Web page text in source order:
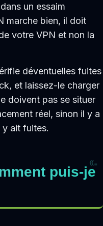
un essaim
marche bien, il doit
votre VPN et non la
déventuelles fuites
et laissez-le charger
doivent pas se situer
réel, sinon il y a
y ait fuites.
puis-je